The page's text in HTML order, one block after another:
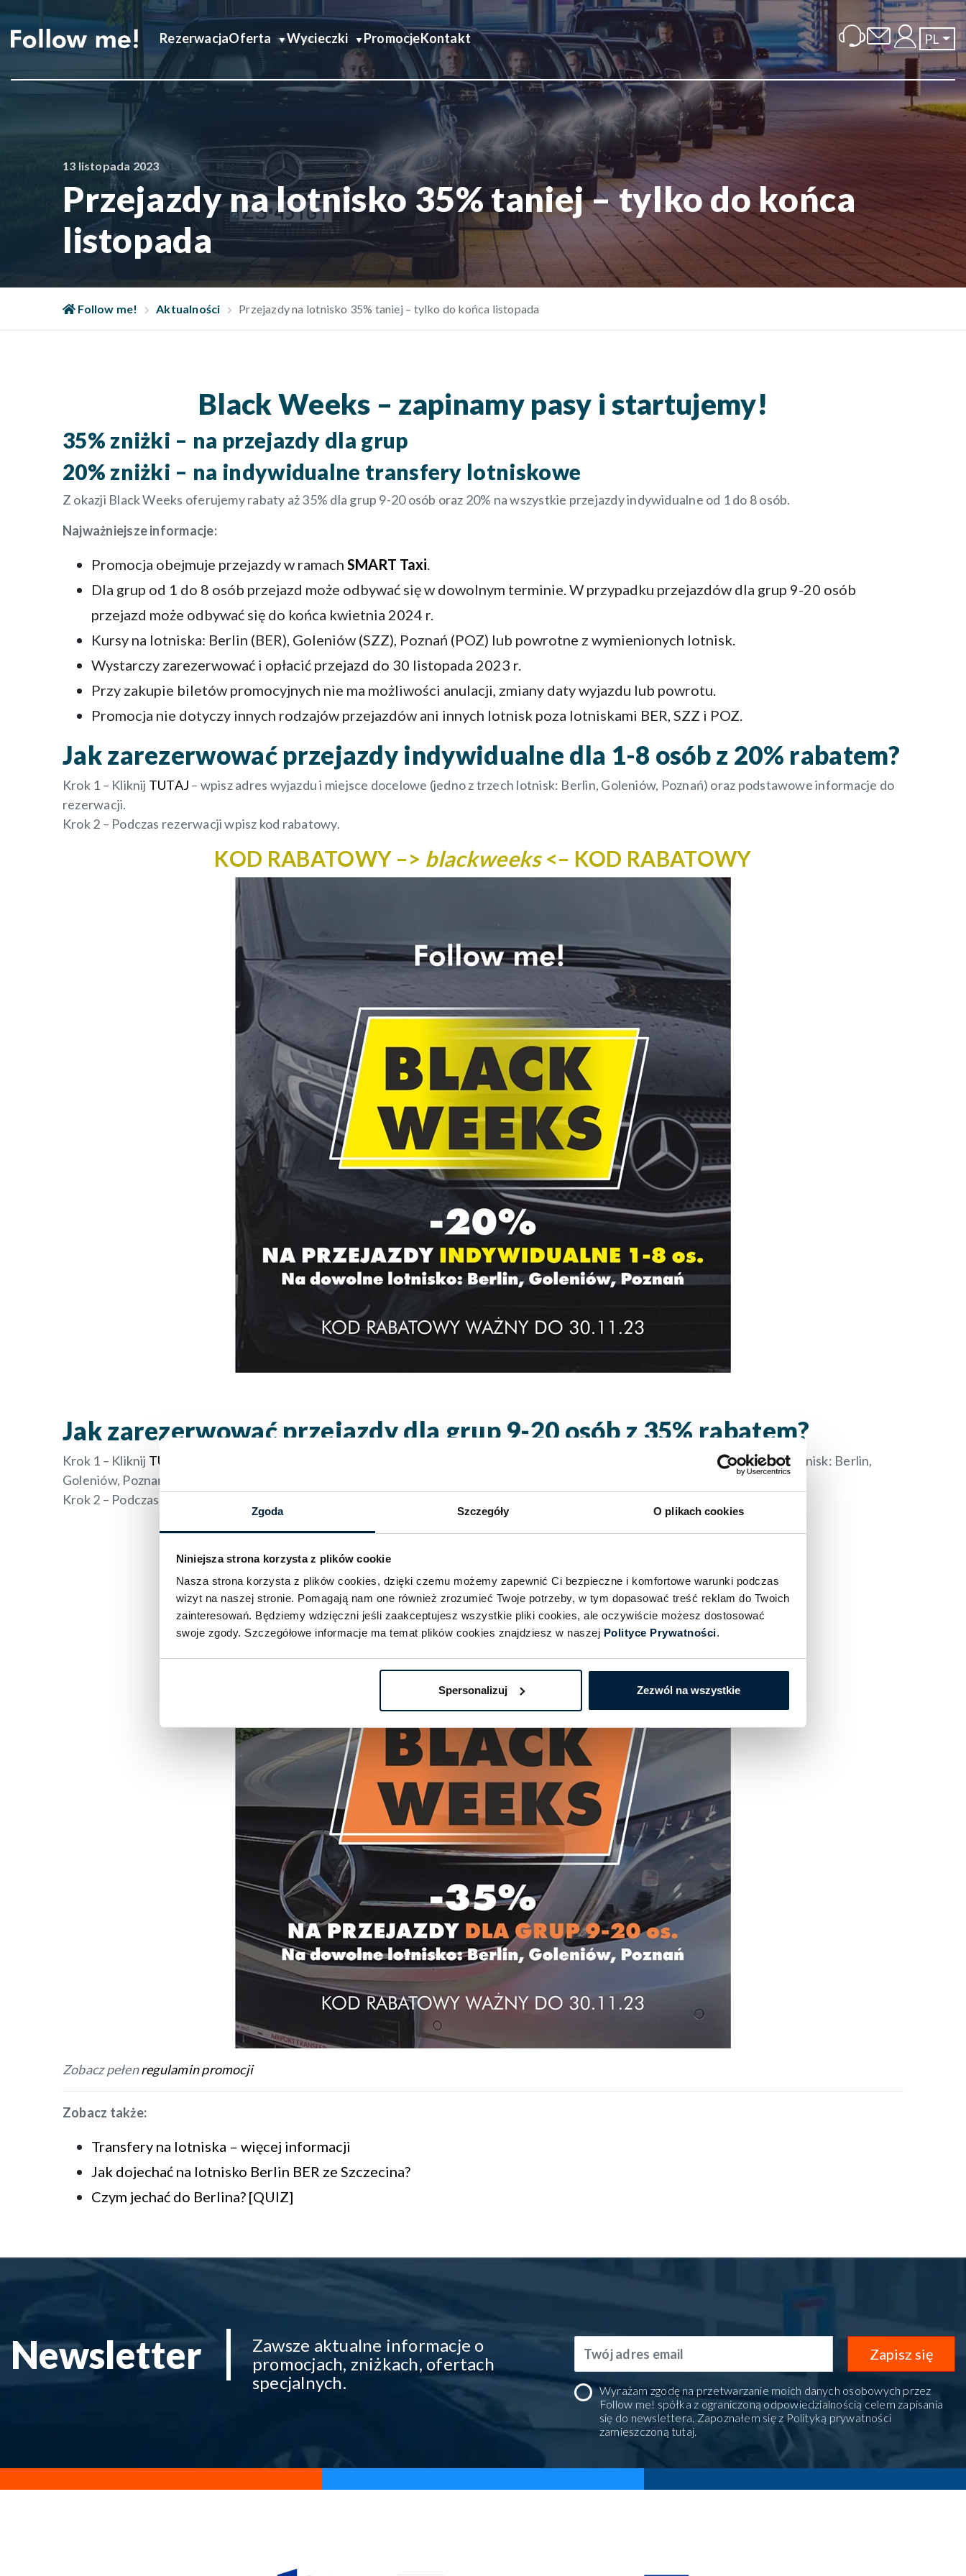
Zgoda Szczegóły O plikach cookies
Niniejsza strona korzysta z plików cookie
Nasza strona korzysta z plików cookies, dzięki czemu możemy zapewnić Ci bezpieczne i komfortowe warunki podczas
wizyt na naszej stronie. Pomagają nam one również zrozumieć Twoje potrzeby, w tym dopasować treść reklam do Twoich
zainteresowań. Będziemy wdzięczni jeśli zaakceptujesz wszystkie pliki cookies, ale oczywiście możesz dostosować
swoje zgody. Szczegółowe informacje ma temat plików cookies znajdziesz w naszej Polityce Prywatności.
Spersonalizuj Zezwól na wszystkie
RezerwacjaOferta Wycieczki PromocjeKontakt PL
13 listopada 2023
Przejazdy na lotnisko 35% taniej – tylko do końca
listopada
Follow me! Aktualności Przejazdy na lotnisko 35% taniej – tylko do końca listopada
Black Weeks – zapinamy pasy i startujemy!
35% zniżki – na przejazdy dla grup
20% zniżki – na indywidualne transfery lotniskowe
Z okazji Black Weeks oferujemy rabaty aż 35% dla grup 9-20 osób oraz 20% na wszystkie przejazdy indywidualne od 1 do 8 osób.
Najważniejsze informacje:
Promocja obejmuje przejazdy w ramach SMART Taxi.
Dla grup od 1 do 8 osób przejazd może odbywać się w dowolnym terminie. W przypadku przejazdów dla grup 9-20 osób
przejazd może odbywać się do końca kwietnia 2024 r.
Kursy na lotniska: Berlin (BER), Goleniów (SZZ), Poznań (POZ) lub powrotne z wymienionych lotnisk.
Wystarczy zarezerwować i opłacić przejazd do 30 listopada 2023 r.
Przy zakupie biletów promocyjnych nie ma możliwości anulacji, zmiany daty wyjazdu lub powrotu.
Promocja nie dotyczy innych rodzajów przejazdów ani innych lotnisk poza lotniskami BER, SZZ i POZ.
Jak zarezerwować przejazdy indywidualne dla 1-8 osób z 20% rabatem?
Krok 1 – Kliknij TUTAJ – wpisz adres wyjazdu i miejsce docelowe (jedno z trzech lotnisk: Berlin, Goleniów, Poznań) oraz podstawowe informacje do
rezerwacji.
Krok 2 – Podczas rezerwacji wpisz kod rabatowy.
KOD RABATOWY –> blackweeks<– KOD RABATOWY
Jak zarezerwować przejazdy dla grup 9-20 osób z 35% rabatem?
Krok 1 – Kliknij TUTAJ
– wpisz adres wyjazdu i miejsce docelowe (jedno z trzech lotnisk: Berlin,
Goleniów, Poznań) oraz podstawowe informacje do rezerwacji.
Krok 2 – Podczas rezerwacji podaj kod rabatowy.
KOD RABATOWY –>blackweeks<– KOD RABATOWY
Zobacz pełenregulamin promocji
Zobacz także:
Transfery na lotniska – więcej informacji
Jak dojechać na lotnisko Berlin BER ze Szczecina?
Czym jechać do Berlina? [QUIZ]
Newsletter
Zawsze aktualne informacje o
promocjach, zniżkach, ofertach
specjalnych.
Zapisz się
Wyrażam zgodę na przetwarzanie moich danych osobowych przez
Follow me! spółka z ograniczoną odpowiedzialnością celem zapisania
się do newslettera. Zapoznałem się z Polityką prywatności
zamieszczoną tutaj.